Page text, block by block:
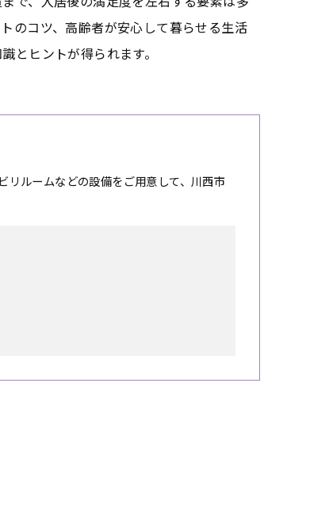
のコツ、高齢者が安心して暮らせる生活
とヒントが得られます。
リルームなどの設備をご用意して、川西市